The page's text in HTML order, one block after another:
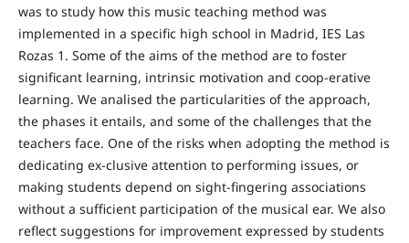
was to study how this music teaching method was
implemented in a specific high school in Madrid, IES Las
Rozas 1. Some of the aims of the method are to foster
significant learning, intrinsic motivation and coop-erative
learning. We analised the particularities of the approach,
the phases it entails, and some of the challenges that the
teachers face. One of the risks when adopting the method is
dedicating ex-clusive attention to performing issues, or
making students depend on sight-fingering associations
without a sufficient participation of the musical ear. We also
reflect suggestions for improvement expressed by students